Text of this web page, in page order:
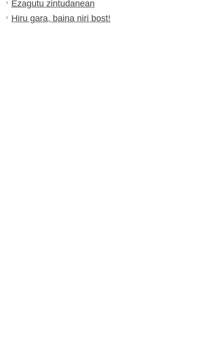
Ezagutu zintudanean
Hiru gara, baina niri bost!